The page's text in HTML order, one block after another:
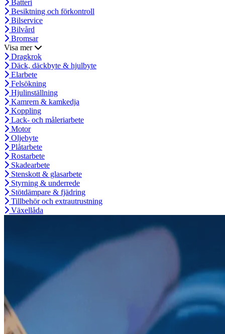
Batteri
Besiktning och förkontroll
Bilservice
Bilvård
Bromsar
Visa mer
Dragkrok
Däck, däckbyte & hjulbyte
Elarbete
Felsökning
Hjulinställning
Kamrem & kamkedja
Koppling
Lack- och måleriarbete
Motor
Oljebyte
Plåtarbete
Rostarbete
Skadearbete
Stenskott & glasarbete
Styrning & underrede
Stötdämpare & fjädring
Tillbehör och extrautrustning
Växellåda